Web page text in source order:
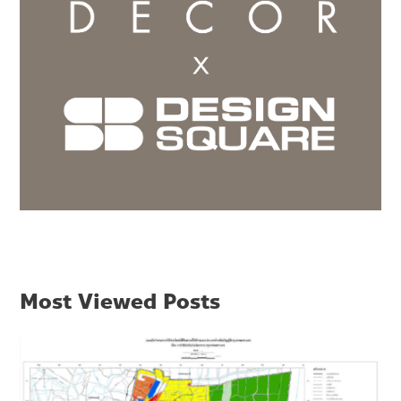
Most Viewed Posts